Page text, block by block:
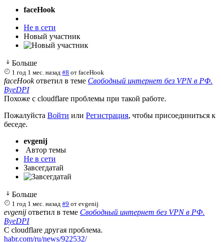
faceHook
Не в сети
Новый участник
Больше
1 год 1 мес. назад #8 отfaceHook
faceHookответил в теме Свободный интернет без VPN в РФ.
ByeDPI
Похоже с cloudflare проблемы при такой работе.
Пожалуйста Войти или Регистрация, чтобы присоединиться к
беседе.
evgenij
Автор темы
Не в сети
Завсегдатай
Больше
1 год 1 мес. назад #9 отevgenij
evgenij ответил в теме Свободный интернет без VPN в РФ.
ByeDPI
С cloudflare другая проблема.
habr.com/ru/news/922532/